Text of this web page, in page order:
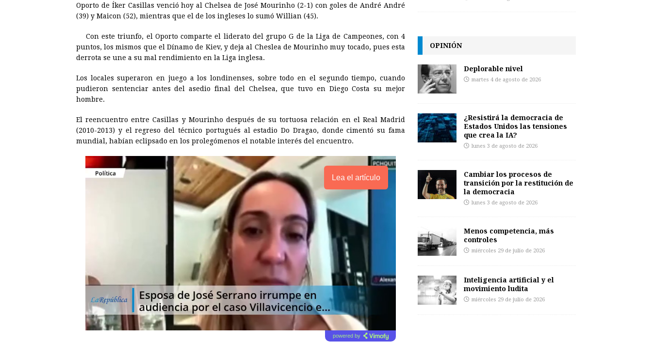
e
o
o
s
n
g
r
t
A
p
e
d
s
t
r
e
k
d
I
i
n
y
i
n
Oporto de Íker Casillas venció hoy al Chelsea de José Mourinho (2-1) con goles de André André
(39) y Maicon (52), mientras que el de los ingleses lo sumó Willian (45).
Con este triunfo, el Oporto comparte el liderato del grupo G de la Liga de Campeones, con 4
puntos, los mismos que el Dínamo de Kiev, y deja al Cheslea de Mourinho muy tocado, pues esta
derrota se une a su mal rendimiento en la Liga inglesa.
Los locales superaron en juego a los londinenses, sobre todo en el segundo tiempo, cuando
pudieron sentenciar antes del asedio final del Chelsea, que tuvo en Diego Costa su mejor
hombre.
El reencuentro entre Casillas y Mourinho después de su tortuosa relación en el Real Madrid
(2010-2013) y el regreso del técnico portugués al estadio Do Dragao, donde cimentó su fama
mundial, habían eclipsado en los prolegómenos el notable interés del encuentro.
Lea el artículo
powered by
OPINIÓN
Deplorable nivel
martes 4 de agosto de 2026
¿Resistirá la democracia de
Estados Unidos las tensiones
que crea la IA?
lunes 3 de agosto de 2026
Cambiar los procesos de
transición por la restitución de
la democracia
lunes 3 de agosto de 2026
Menos competencia, más
controles
miércoles 29 de julio de 2026
Inteligencia artificial y el
movimiento ludita
miércoles 29 de julio de 2026